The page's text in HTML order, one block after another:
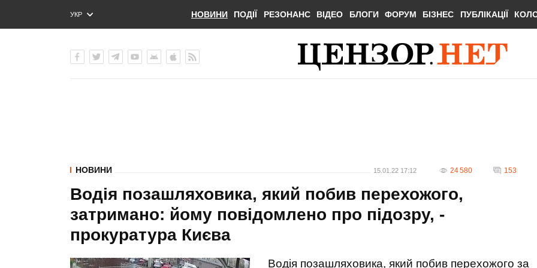
УКР
ENG
НОВИНИ ПОДІЇ РЕЗОНАНС ВІДЕО БЛОГИ ФОРУМ БІЗНЕС ПУБЛІКАЦІЇ
НОВИНИ 15.01.22 17:12 24 580 153
Водія позашляховика, який побив перехожого,
затримано: йому повідомлено про підозру, -
прокуратура Києва
Водія позашляховика, який побив перехожого за